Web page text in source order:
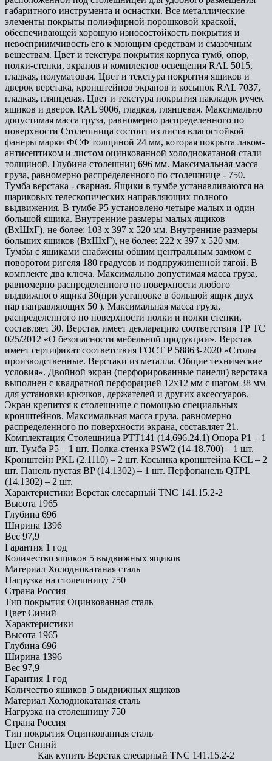
габаритного инструмента и оснастки. Все металлические
элементы покрыты полиэфирной порошковой краской,
обеспечивающей хорошую износостойкость покрытия и
невосприимчивость его к моющим средствам и смазочным
веществам. Цвет и текстура покрытия корпуса тумб, опор,
полки-стенки, экранов и комплектов освещения RAL 5015,
гладкая, полуматовая. Цвет и текстура покрытия ящиков и
дверок верстака, кронштейнов экранов и косынок RAL 7037,
гладкая, глянцевая. Цвет и текстура покрытия накладок ручек
ящиков и дверок RAL 9006, гладкая, глянцевая. Максимально
допустимая масса груза, равномерно распределенного по
поверхности Столешница состоит из листа влагостойкой
фанеры марки ФСФ толщиной 24 мм, которая покрыта лаком-
антисептиком и листом оцинкованной холоднокатаной стали
толщиной. Глубина столешниц 696 мм. Максимальная масса
груза, равномерно распределенного по столешнице - 750.
Тумба верстака - сварная. Ящики в тумбе устанавливаются на
шариковых телескопических направляющих полного
выдвижения. В тумбе P5 установлено четыре малых и один
большой ящика. Внутренние размеры малых ящиков
(ВхШхГ), не более: 103 х 397 х 520 мм. Внутренние размеры
больших ящиков (ВхШхГ), не более: 222 х 397 х 520 мм.
Тумбы с ящиками снабжены общим центральным замком с
поворотом ригеля 180 градусов и подпружиненной тягой. В
комплекте два ключа. Максимально допустимая масса груза,
равномерно распределенного по поверхности любого
выдвижного ящика 30(при установке в большой ящик двух
пар направляющих 50 ). Максимальная масса груза,
распределенного по поверхности полки и полки стенки,
составляет 30. Верстак имеет декларацию соответствия ТР ТС
025/2012 «О безопасности мебельной продукции». Верстак
имеет сертификат соответствия ГОСТ Р 58863-2020 «Столы
производственные. Верстаки из металла. Общие технические
условия». Двойной экран (перфорированные панели) верстака
выполнен с квадратной перфорацией 12х12 мм с шагом 38 мм
для установки крючков, держателей и других аксессуаров.
Экран крепится к столешнице с помощью специальных
кронштейнов. Максимальная масса груза, равномерно
распределенного по поверхности экрана, составляет 21.
Комплектация Столешница PTT141 (14.696.24.1) Опора P1 – 1
шт. Тумба P5 – 1 шт. Полка-стенка PSW2 (14-18.700) – 1 шт.
Кронштейн PKL (2.1110) – 2 шт. Косынка кронштейна KCL – 2
шт. Панель пустая BP (14.1302) – 1 шт. Перфопанель QTPL
(14.1302) – 2 шт.
Характеристики Верстак слесарный TNC 141.15.2-2
Высота 1965
Глубина 696
Ширина 1396
Вес 97,9
Гарантия 1 год
Количество ящиков 5 выдвижных ящиков
Материал Холоднокатаная сталь
Нагрузка на столешницу 750
Страна Россия
Тип покрытия Оцинкованная сталь
Цвет Синий
Характеристики
Высота 1965
Глубина 696
Ширина 1396
Вес 97,9
Гарантия 1 год
Количество ящиков 5 выдвижных ящиков
Материал Холоднокатаная сталь
Нагрузка на столешницу 750
Страна Россия
Тип покрытия Оцинкованная сталь
Цвет Синий
Как купить Верстак слесарный TNC 141.15.2-2